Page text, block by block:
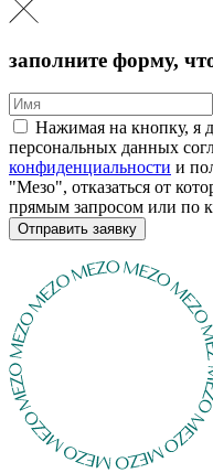
заполните форму,
Нажимая на кнопку, я
персональных данных
конфиденциальности и
"Мезо", отказаться от
прямым запросом или по
Отправить заявку